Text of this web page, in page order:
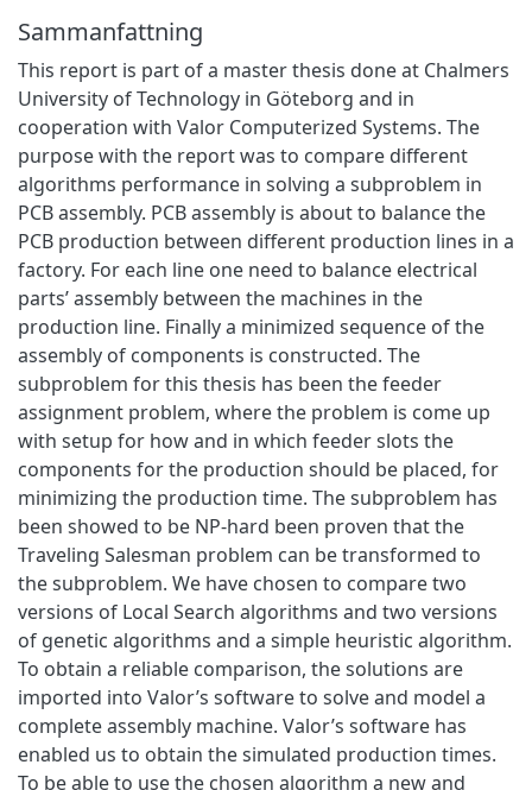
Sammanfattning
This report is part of a master thesis done at Chalmers
University of Technology in Göteborg and in
cooperation with Valor Computerized Systems. The
purpose with the report was to compare different
algorithms performance in solving a subproblem in
PCB assembly. PCB assembly is about to balance the
PCB production between different production lines in a
factory. For each line one need to balance electrical
parts’ assembly between the machines in the
production line. Finally a minimized sequence of the
assembly of components is constructed. The
subproblem for this thesis has been the feeder
assignment problem, where the problem is come up
with setup for how and in which feeder slots the
components for the production should be placed, for
minimizing the production time. The subproblem has
been showed to be NP-hard been proven that the
Traveling Salesman problem can be transformed to
the subproblem. We have chosen to compare two
versions of Local Search algorithms and two versions
of genetic algorithms and a simple heuristic algorithm.
To obtain a reliable comparison, the solutions are
imported into Valor’s software to solve and model a
complete assembly machine. Valor’s software has
enabled us to obtain the simulated production times.
To be able to use the chosen algorithm a new and